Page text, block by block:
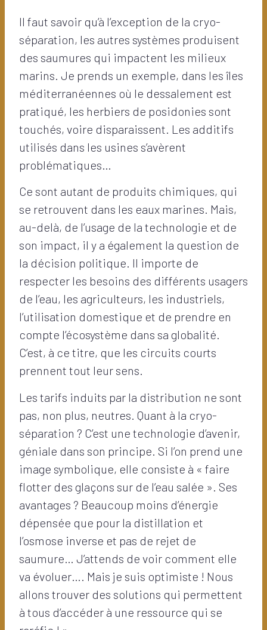
Il faut savoir qu’à l’exception de la cryo-
séparation, les autres systèmes produisent
des saumures qui impactent les milieux
marins. Je prends un exemple, dans les îles
méditerranéennes où le dessalement est
pratiqué, les herbiers de posidonies sont
touchés, voire disparaissent. Les additifs
utilisés dans les usines s’avèrent
problématiques…
Ce sont autant de produits chimiques, qui
se retrouvent dans les eaux marines. Mais,
au-delà, de l’usage de la technologie et de
son impact, il y a également la question de
la décision politique. Il importe de
respecter les besoins des différents usagers
de l’eau, les agriculteurs, les industriels,
l’utilisation domestique et de prendre en
compte l’écosystème dans sa globalité.
C’est, à ce titre, que les circuits courts
prennent tout leur sens.
Les tarifs induits par la distribution ne sont
pas, non plus, neutres. Quant à la cryo-
séparation ? C’est une technologie d’avenir,
géniale dans son principe. Si l’on prend une
image symbolique, elle consiste à « faire
flotter des glaçons sur de l’eau salée ». Ses
avantages ? Beaucoup moins d’énergie
dépensée que pour la distillation et
l’osmose inverse et pas de rejet de
saumure… J’attends de voir comment elle
va évoluer…. Mais je suis optimiste ! Nous
allons trouver des solutions qui permettent
à tous d’accéder à une ressource qui se